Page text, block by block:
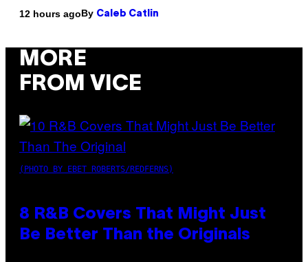
12 hours agoBy Caleb Catlin
MORE
FROM VICE
(PHOTO BY EBET ROBERTS/REDFERNS)
8 R&B Covers That Might Just
Be Better Than the Originals